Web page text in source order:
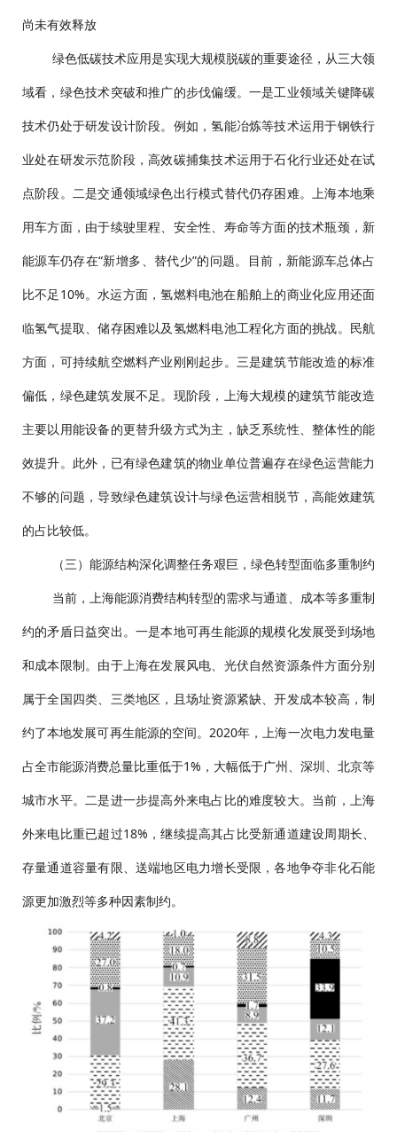
尚未有效释放
绿色低碳技术应用是实现大规模脱碳的重要途径，从三大领
域看，绿色技术突破和推广的步伐偏缓。一是工业领域关键降碳
技术仍处于研发设计阶段。例如，氢能冶炼等技术运用于钢铁行
业处在研发示范阶段，高效碳捕集技术运用于石化行业还处在试
点阶段。二是交通领域绿色出行模式替代仍存困难。上海本地乘
用车方面，由于续驶里程、安全性、寿命等方面的技术瓶颈，新
能源车仍存在“新增多、替代少”的问题。目前，新能源车总体占
比不足10%。水运方面，氢燃料电池在船舶上的商业化应用还面
临氢气提取、储存困难以及氢燃料电池工程化方面的挑战。民航
方面，可持续航空燃料产业刚刚起步。三是建筑节能改造的标准
偏低，绿色建筑发展不足。现阶段，上海大规模的建筑节能改造
主要以用能设备的更替升级方式为主，缺乏系统性、整体性的能
效提升。此外，已有绿色建筑的物业单位普遍存在绿色运营能力
不够的问题，导致绿色建筑设计与绿色运营相脱节，高能效建筑
的占比较低。
（三）能源结构深化调整任务艰巨，绿色转型面临多重制约
当前，上海能源消费结构转型的需求与通道、成本等多重制
约的矛盾日益突出。一是本地可再生能源的规模化发展受到场地
和成本限制。由于上海在发展风电、光伏自然资源条件方面分别
属于全国四类、三类地区，且场址资源紧缺、开发成本较高，制
约了本地发展可再生能源的空间。2020年，上海一次电力发电量
占全市能源消费总量比重低于1%，大幅低于广州、深圳、北京等
城市水平。二是进一步提高外来电占比的难度较大。当前，上海
外来电比重已超过18%，继续提高其占比受新通道建设周期长、
存量通道容量有限、送端地区电力增长受限，各地争夺非化石能
源更加激烈等多种因素制约。